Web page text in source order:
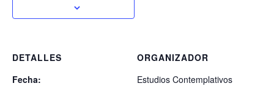
DETALLES
Fecha:
ORGANIZADOR
Estudios Contemplativos